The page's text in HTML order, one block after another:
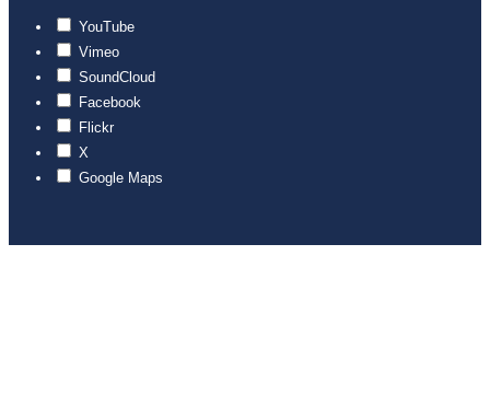
YouTube
Vimeo
SoundCloud
Facebook
Flickr
X
Google Maps